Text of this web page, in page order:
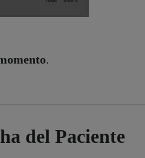
.
del Paciente